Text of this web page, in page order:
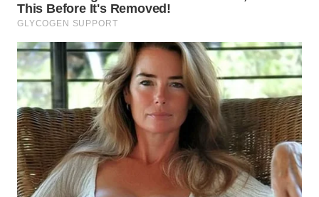
SULUT
WN
MALUKU
WN
MALUT
WN